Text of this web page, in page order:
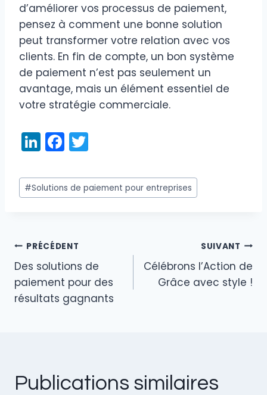
d’améliorer vos processus de paiement,
pensez à comment une bonne solution
peut transformer votre relation avec vos
clients. En fin de compte, un bon système
de paiement n’est pas seulement un
avantage, mais un élément essentiel de
votre stratégie commerciale.
Li
n
k
e
n
F
a
c
e
o
o
k
itt
er
Étiquettes
de
#Solutions de paiement pour entreprises
Navigation
de
PRÉCÉDENT
Des solutions de
paiement pour des
résultats gagnants
SUIVANT
Célébrons l’Action de
Grâce avec style !
Publications similaires